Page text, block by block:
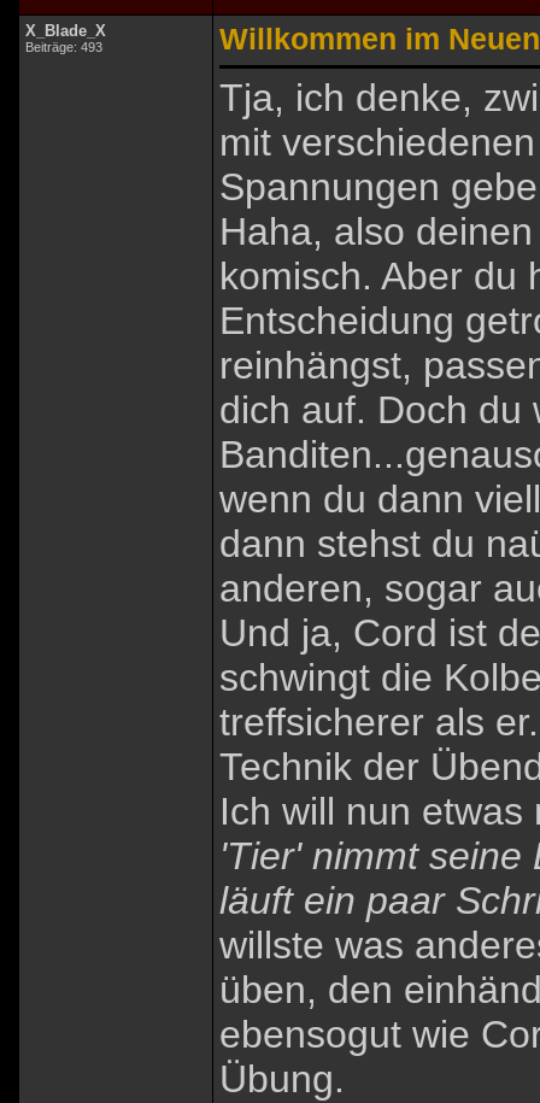
X_Blade_X
Beiträge: 493 Willkommen im
Tja, ich denke,
mit
Spannungen
Haha, also
komisch. Aber du
Entscheidung
reinhängst,
dich auf. Doch du
wenn du dann
dann stehst du
anderen, sogar
Und ja, Cord ist
schwingt die
treffsicherer als
Technik der
Ich will nun
'Tier' nimmt seine
läuft ein paar
willste was
üben, den
ebensogut wie
Übung.